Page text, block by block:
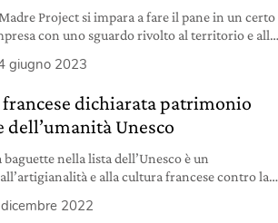
Project si impara a fare il pane in un certo
con uno sguardo rivolto al territorio e alla
giugno 2023
francese dichiarata patrimonio
Unesco
baguette nella lista dell’Unesco è un
e alla cultura francese contro la
2022